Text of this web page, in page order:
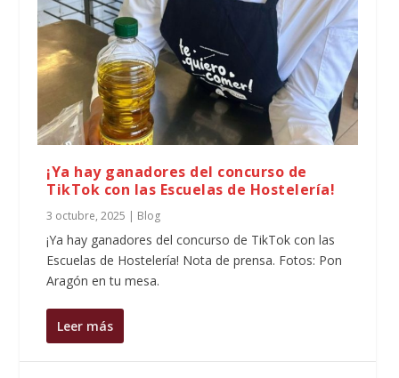
¡Ya hay ganadores del concurso de
TikTok con las Escuelas de Hostelería!
3 octubre, 2025 | Blog
¡Ya hay ganadores del concurso de TikTok con las
Escuelas de Hostelería! Nota de prensa. Fotos: Pon
Aragón en tu mesa.
Leer más